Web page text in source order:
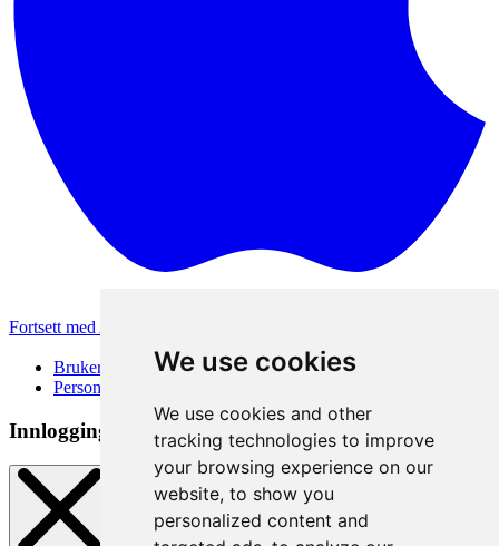
We use cookies
We use cookies and other
tracking technologies to improve
your browsing experience on our
website, to show you
personalized content and
Fortsett med Apple
Brukervilkår
Personvernerklæring
Innloggingsmetode